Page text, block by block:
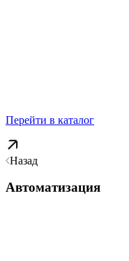
Перейти в каталог
Назад
Автоматизация